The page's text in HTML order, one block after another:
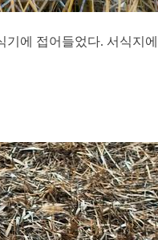
에 접어들었다. 서식지